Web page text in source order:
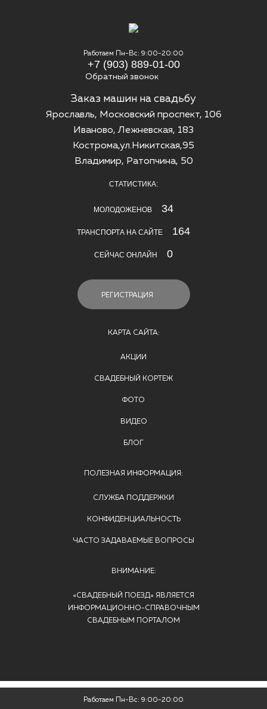
Работаем Пн-Вс: 9:00-20:00
Работаем Пн-Вс: 9:00-20:00
+7 (903) 889-01-00
Обратный звонок
Заказ машин на свадьбу
Ярославль, Московский проспект, 106
Иваново, Лежневская, 183
Кострома,ул.Никитская,95
Владимир, Ратопчина, 50
СТАТИСТИКА:
МОЛОДОЖЕНОВ 34
ТРАНСПОРТА НА САЙТЕ 164
СЕЙЧАС ОНЛАЙН 0
РЕГИСТРАЦИЯ
КАРТА САЙТА:
АКЦИИ
СВАДЕБНЫЙ КОРТЕЖ
ФОТО
ВИДЕО
БЛОГ
ПОЛЕЗНАЯ ИНФОРМАЦИЯ:
СЛУЖБА ПОДДЕРЖКИ
КОНФИДЕНЦИАЛЬНОСТЬ
ЧАСТО ЗАДАВАЕМЫЕ ВОПРОСЫ
ВНИМАНИЕ:
«СВАДЕБНЫЙ ПОЕЗД» ЯВЛЯЕТСЯ
ИНФОРМАЦИОННО-СПРАВОЧНЫМ
СВАДЕБНЫМ ПОРТАЛОМ
© 2016 - 2026 «Свадебный поезд». Копирование информации